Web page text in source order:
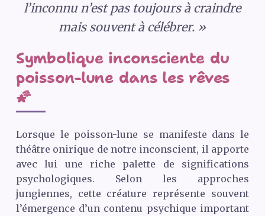
l’inconnu n’est pas toujours à craindre
mais souvent à célébrer. »
Symbolique inconsciente du
poisson-lune dans les rêves
🌠
Lorsque le poisson-lune se manifeste dans le
théâtre onirique de notre inconscient, il apporte
avec lui une riche palette de significations
psychologiques. Selon les approches
jungiennes, cette créature représente souvent
l’émergence d’un contenu psychique important